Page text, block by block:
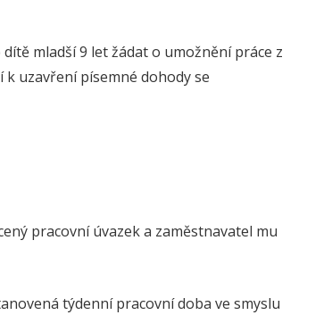
mladší 9 let žádat o umožnění práce z
uzavření písemné dohody se
pracovní úvazek a zaměstnavatel mu
týdenní pracovní doba ve smyslu